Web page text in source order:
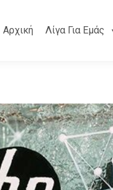
Αρχική Λίγα Για Εμάς